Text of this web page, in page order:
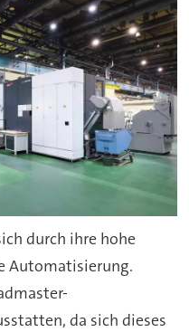
durch ihre hohe
Automatisierung.
da sich dieses